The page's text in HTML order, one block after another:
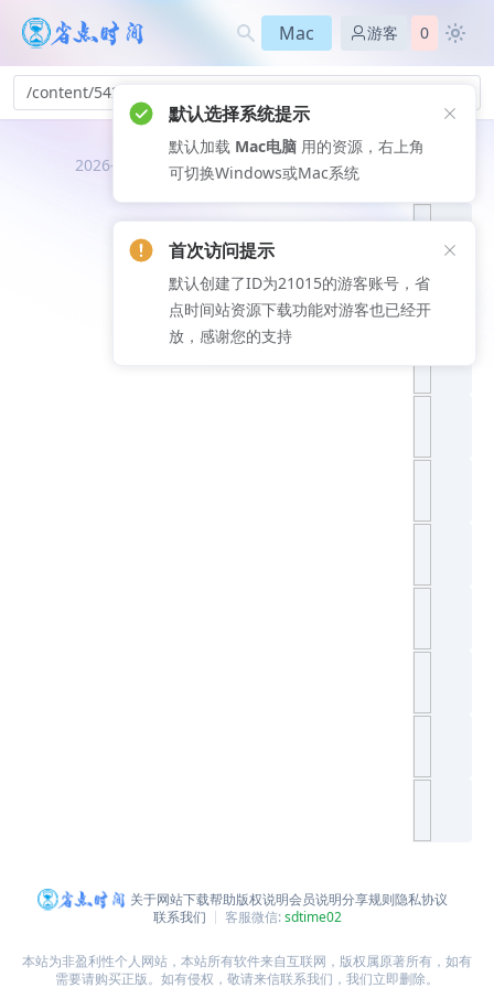
Mac 游客 0
/content/542
2026-08-06
推荐文
关于网站下载帮助版权说明会员说明分享规则隐私协议
联系我们
客服微信:sdtime02
本站为非盈利性个人网站，本站所有软件来自互联网，版权属原著所有，如有
需要请购买正版。如有侵权，敬请来信联系我们，我们立即删除。
默认选择系统提示
默认加载 Mac电脑 用的资源，右上角
可切换Windows或Mac系统
首次访问提示
默认创建了ID为21015的游客账号，省
点时间站资源下载功能对游客也已经开
放，感谢您的支持